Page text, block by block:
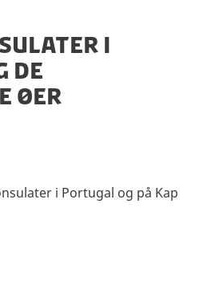
i
de
Øer
i Portugal og på Kap